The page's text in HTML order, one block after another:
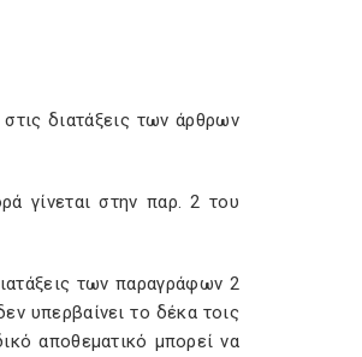
διατάξεις των άρθρων
γίνεται στην παρ. 2 του
των παραγράφων 2
υπερβαίνει το δέκα τοις
αποθεματικό μπορεί να